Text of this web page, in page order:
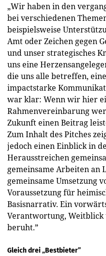
„Wir haben in den
bei verschiedenen
beispielsweise
Amt oder Zeichen gegen
und unser strategisches
uns eine
die uns alle betreffen,
impactstarke
war klar: Wenn wir hier
Rahmenvereinbarung
Zukunft einen Beitrag
Zum Inhalt des Pitches
jedoch einen Einblick in
Herausstreichen
gemeinsame Arbeiten an
gemeinsame Umsetzung
Voraussetzung für
Basisnarrativ. Ein
Verantwortung, Weitblick
beruht.”
Gleich drei „Bestbieter”